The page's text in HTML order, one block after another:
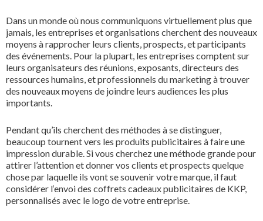
Dans un monde où nous communiquons virtuellement plus que
jamais, les entreprises et organisations cherchent des nouveaux
moyens à rapprocher leurs clients, prospects, et participants
des événements. Pour la plupart, les entreprises comptent sur
leurs organisateurs des réunions, exposants, directeurs des
ressources humains, et professionnels du marketing à trouver
des nouveaux moyens de joindre leurs audiences les plus
importants.
Pendant qu’ils cherchent des méthodes à se distinguer,
beaucoup tournent vers les produits publicitaires à faire une
impression durable. Si vous cherchez une méthode grande pour
attirer l’attention et donner vos clients et prospects quelque
chose par laquelle ils vont se souvenir votre marque, il faut
considérer l‘envoi des coffrets cadeaux publicitaires de KKP,
personnalisés avec le logo de votre entreprise.